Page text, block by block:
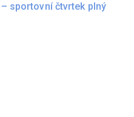
sportovní čtvrtek plný